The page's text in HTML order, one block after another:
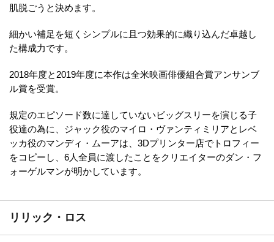
肌脱ごうと決めます。
細かい補足を短くシンプルに且つ効果的に織り込んだ卓越し
た構成力です。
2018年度と2019年度に本作は全米映画俳優組合賞アンサンブ
ル賞を受賞。
規定のエピソード数に達していないビッグスリーを演じる子
役達の為に、ジャック役のマイロ・ヴァンティミリアとレベ
ッカ役のマンディ・ムーアは、3Dプリンター店でトロフィー
をコピーし、6人全員に渡したことをクリエイターのダン・フ
ォーゲルマンが明かしています。
リリック・ロス